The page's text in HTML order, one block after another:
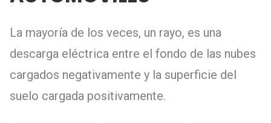
La mayoría de los veces, un rayo, es una
descarga eléctrica entre el fondo de las nubes
cargados negativamente y la superficie del
suelo cargada positivamente.